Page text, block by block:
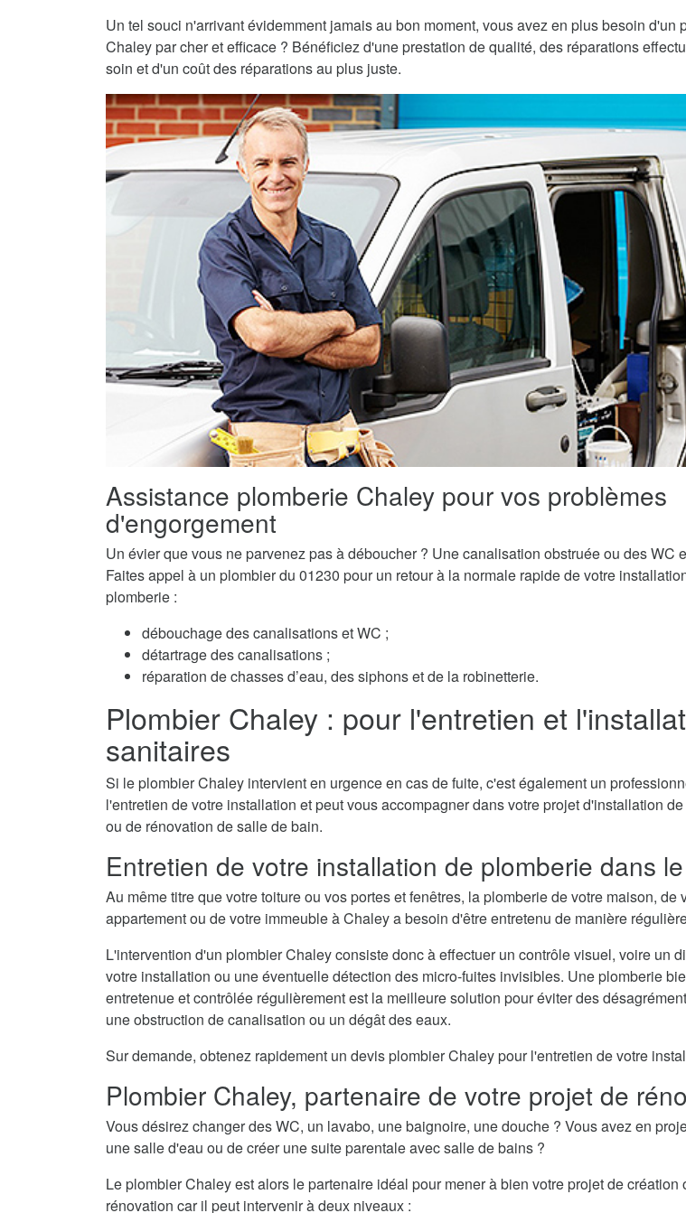
Un tel souci n'arrivant évidemment jamais au bon moment, vous avez en plus besoin d'un
Chaley par cher et efficace ? Bénéficiez d'une prestation de qualité, des réparations
soin et d'un coût des réparations au plus juste.
Assistance plomberie Chaley pour vos problèmes
d'engorgement
Un évier que vous ne parvenez pas à déboucher ? Une canalisation obstruée ou des WC
Faites appel à un plombier du 01230 pour un retour à la normale rapide de votre
plomberie :
débouchage des canalisations et WC ;
détartrage des canalisations ;
réparation de chasses d’eau, des siphons et de la robinetterie.
Plombier Chaley : pour l'entretien et
sanitaires
Si le plombier Chaley intervient en urgence en cas de fuite, c'est également un
l'entretien de votre installation et peut vous accompagner dans votre projet d'installation
ou de rénovation de salle de bain.
Entretien de votre installation de plomberie dans
Au même titre que votre toiture ou vos portes et fenêtres, la plomberie de votre maison, de
appartement ou de votre immeuble à Chaley a besoin d'être entretenu de manière
L'intervention d'un plombier Chaley consiste donc à effectuer un contrôle visuel, voire un
votre installation ou une éventuelle détection des micro-fuites invisibles. Une plomberie
entretenue et contrôlée régulièrement est la meilleure solution pour éviter des
une obstruction de canalisation ou un dégât des eaux.
Sur demande, obtenez rapidement un devis plombier Chaley pour l'entretien de votre
Plombier Chaley, partenaire de votre projet de
Vous désirez changer des WC, un lavabo, une baignoire, une douche ? Vous avez en
une salle d'eau ou de créer une suite parentale avec salle de bains ?
Le plombier Chaley est alors le partenaire idéal pour mener à bien votre projet de création
rénovation car il peut intervenir à deux niveaux :